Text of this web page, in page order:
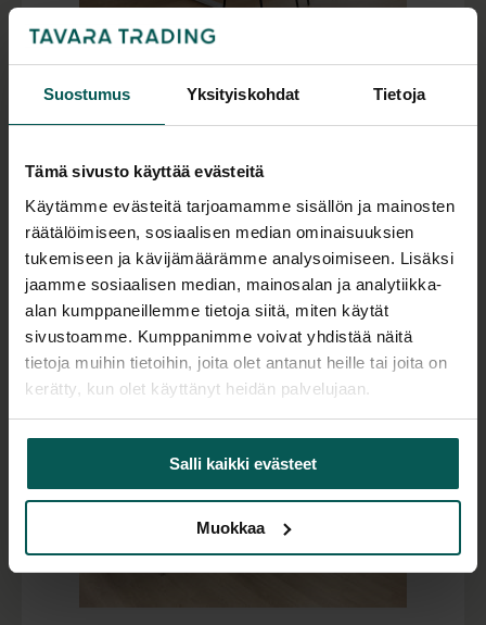
Suostumus Yksityiskohdat Tietoja
Tämä sivusto käyttää evästeitä
Käytämme evästeitä tarjoamamme sisällön ja mainosten
räätälöimiseen, sosiaalisen median ominaisuuksien
tukemiseen ja kävijämäärämme analysoimiseen. Lisäksi
jaamme sosiaalisen median, mainosalan ja analytiikka-
alan kumppaneillemme tietoja siitä, miten käytät
sivustoamme. Kumppanimme voivat yhdistää näitä
tietoja muihin tietoihin, joita olet antanut heille tai joita on
kerätty, kun olet käyttänyt heidän palvelujaan.
Salli kaikki evästeet
Muokkaa
NARBUTAS T-EASY neuvottelupöytä ja MOON
6 tai 8 hengelle
1390,00€(alv 0 %)